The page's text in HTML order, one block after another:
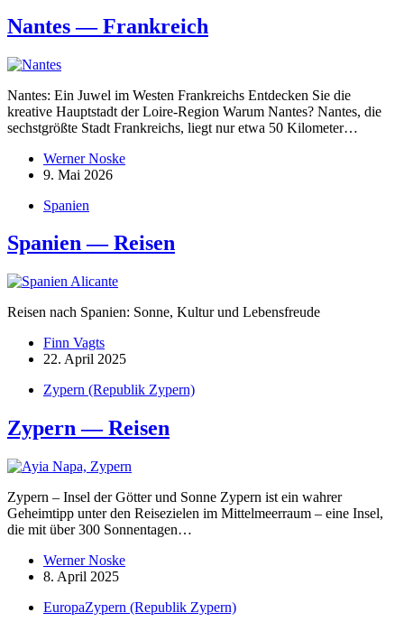
Nantes — Frank­reich
Nantes: Ein Juwel im Westen Frank­reichs Entdecken Sie die
kreative Haupt­stadt der Loire-Region Warum Nantes? Nantes, die
sechst­größte Stadt Frank­reichs, liegt nur etwa 50 Kilometer…
Werner Noske
9. Mai 2026
Spanien
Spanien — Reisen
Reisen nach Spanien: Sonne, Kultur und Lebensfreude
Finn Vagts
22. April 2025
Zypern (Republik Zypern)
Zypern — Reisen
Zypern – Insel der Götter und Sonne Zypern ist ein wahrer
Geheimtipp unter den Reise­zielen im Mittel­meerraum – eine Insel,
die mit über 300 Sonnen­tagen…
Werner Noske
8. April 2025
EuropaZypern (Republik Zypern)